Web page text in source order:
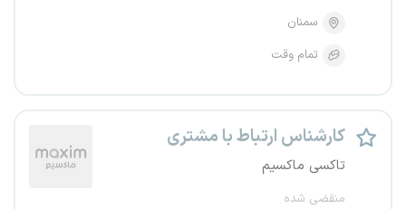
سمنان
تمام وقت
کارشناس ارتباط با مشتری
تاکسی ماکسیم
منقضی شده